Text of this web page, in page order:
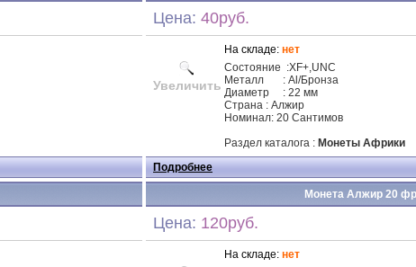
Цена: 40руб.
Увеличить
На складе: нет
Состояние :XF+,UNC
Металл
: Al/Бронза
Диаметр
: 22 мм
Страна : Алжир
Номинал: 20 Сантимов
Раздел каталога : Монеты Африки
Подробнее
Монета Алжир 20
Цена: 120руб.
На складе: нет